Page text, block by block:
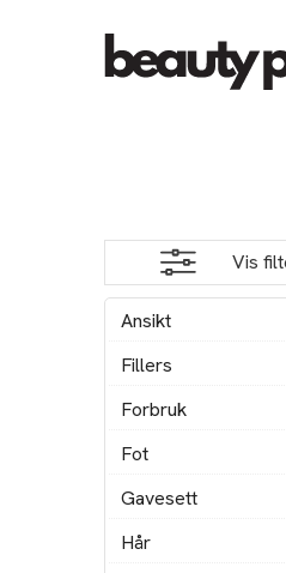
Vis
Ansikt
Fillers
Forbruk
Fot
Gavesett
Hår